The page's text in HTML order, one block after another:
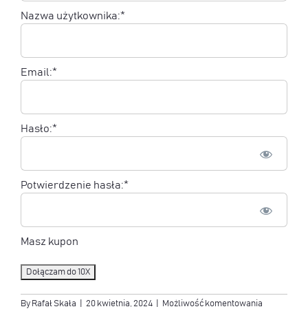
Nazwa użytkownika:*
Email:*
Hasło:*
Potwierdzenie hasła:*
Masz kupon
No val
By Rafał Skała 20 kwietnia, 2024 Możliwość komentowania